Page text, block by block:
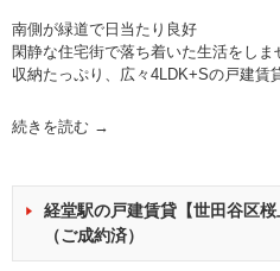
南側が緑道で日当たり良好
閑静な住宅街で落ち着いた生活をしま
収納たっぷり、広々4LDK+Sの戸建賃
続きを読む →
経堂駅の戸建賃貸【世田谷区
（ご成約済）